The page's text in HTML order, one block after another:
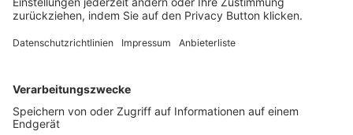
FOLGE DEM BFV
TOP-VEREINE